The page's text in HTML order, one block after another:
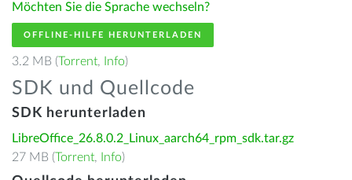
Möchten Sie die Sprache wechseln?
OFFLINE-HILFE HERUNTERLADEN
3.2 MB (Torrent, Info)
SDK und Quellcode
SDK herunterladen
LibreOffice_26.8.0.2_Linux_aarch64_rpm_sdk.tar.gz
27 MB (Torrent, Info)